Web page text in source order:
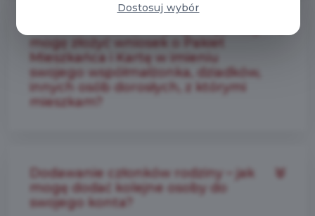
mogę złożyć wniosek o Pakiet
Mieszkańca i Kartę w imieniu
swojego współmałżonka, dziadków,
innych osób dorosłych, z którymi
mieszkam?
Dodawanie członków rodziny – jak
mogę dodać kolejne osoby do
swojego konta?
Dostosuj wybór